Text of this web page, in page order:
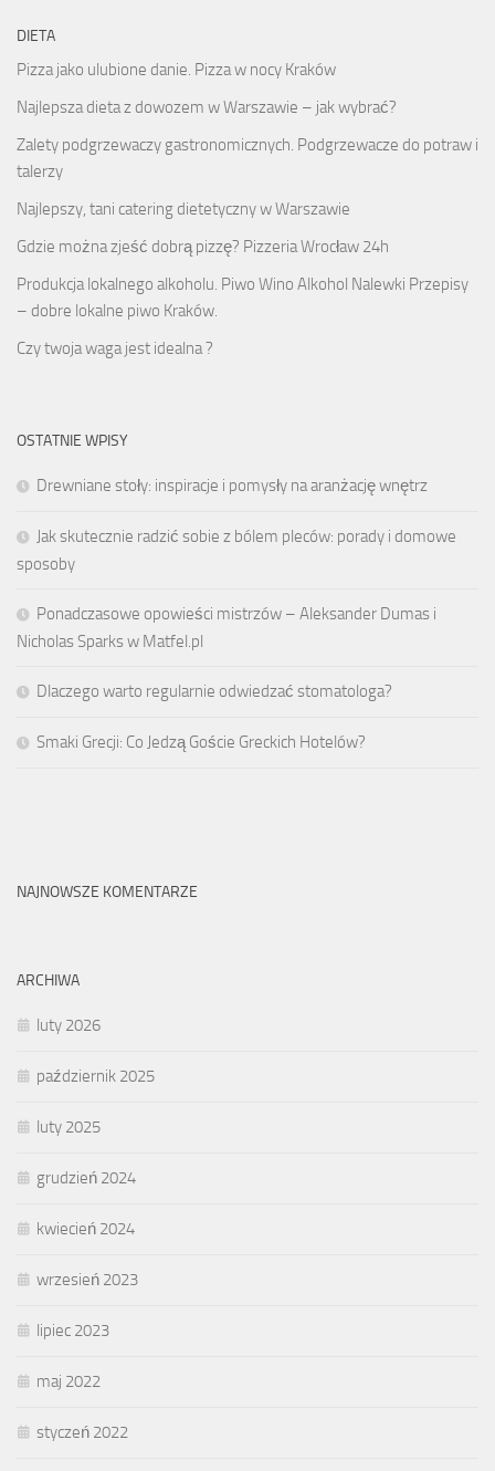
DIETA
Pizza jako ulubione danie. Pizza w nocy Kraków
Najlepsza dieta z dowozem w Warszawie – jak wybrać?
Zalety podgrzewaczy gastronomicznych. Podgrzewacze do potraw i
talerzy
Najlepszy, tani catering dietetyczny w Warszawie
Gdzie można zjeść dobrą pizzę? Pizzeria Wrocław 24h
Produkcja lokalnego alkoholu. Piwo Wino Alkohol Nalewki Przepisy
– dobre lokalne piwo Kraków.
Czy twoja waga jest idealna ?
OSTATNIE WPISY
Drewniane stoły: inspiracje i pomysły na aranżację wnętrz
Jak skutecznie radzić sobie z bólem pleców: porady i domowe
sposoby
Ponadczasowe opowieści mistrzów – Aleksander Dumas i
Nicholas Sparks w Matfel.pl
Dlaczego warto regularnie odwiedzać stomatologa?
Smaki Grecji: Co Jedzą Goście Greckich Hotelów?
NAJNOWSZE KOMENTARZE
ARCHIWA
luty 2026
październik 2025
luty 2025
grudzień 2024
kwiecień 2024
wrzesień 2023
lipiec 2023
maj 2022
styczeń 2022